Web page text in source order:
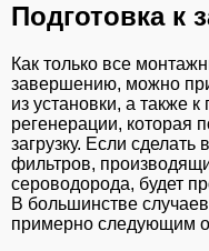
Подготовка к
Как только все
завершению, можно
из установки, а также
регенерации, которая
загрузку. Если сделать
фильтров,
сероводорода, будет
В большинстве
примерно следующим